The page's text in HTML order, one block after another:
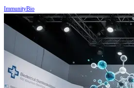
ImmunityBio